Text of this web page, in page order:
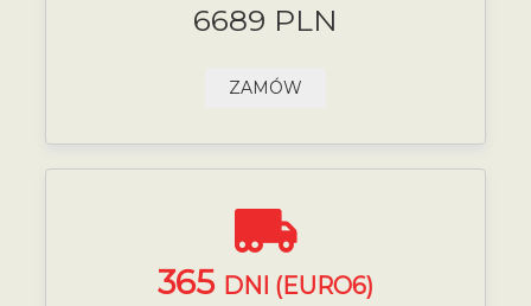
6689 PLN
ZAMÓW
365 DNI (EURO6)